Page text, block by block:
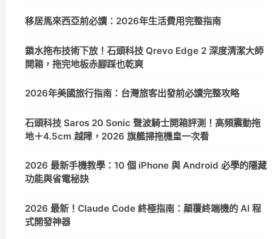
移居馬來西亞前必讀：2026年生活費用完整指南
鎖水拖布技術下放！石頭科技 Qrevo Edge 2 深度清潔大師
開箱，拖完地板赤腳踩也乾爽
2026年美國旅行指南：台灣旅客出發前必讀完整攻略
石頭科技 Saros 20 Sonic 聲波騎士開箱評測！高頻震動拖
地＋4.5cm 越障，2026 旗艦掃拖機皇一次看
2026 最新手機教學：10 個 iPhone 與 Android 必學的隱藏
功能與省電秘訣
2026 最新！Claude Code 終極指南：顛覆終端機的 AI 程
式開發神器